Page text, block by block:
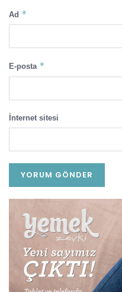
Ad *
E-posta *
İnternet sitesi